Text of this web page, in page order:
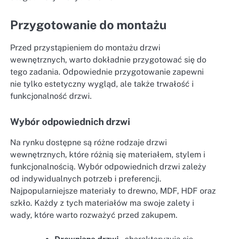
Przygotowanie do montażu
Przed przystąpieniem do montażu drzwi
wewnętrznych, warto dokładnie przygotować się do
tego zadania. Odpowiednie przygotowanie zapewni
nie tylko estetyczny wygląd, ale także trwałość i
funkcjonalność drzwi.
Wybór odpowiednich drzwi
Na rynku dostępne są różne rodzaje drzwi
wewnętrznych, które różnią się materiałem, stylem i
funkcjonalnością. Wybór odpowiednich drzwi zależy
od indywidualnych potrzeb i preferencji.
Najpopularniejsze materiały to drewno, MDF, HDF oraz
szkło. Każdy z tych materiałów ma swoje zalety i
wady, które warto rozważyć przed zakupem.